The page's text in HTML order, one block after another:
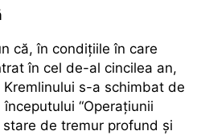
că, în condițiile în care
în cel de-al cincilea an,
s-a schimbat de
“Operațiunii
de tremur profund și